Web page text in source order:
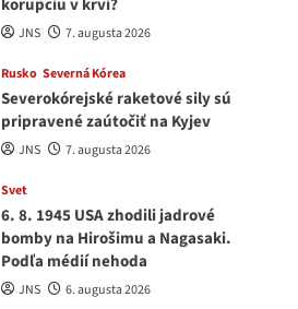
korupciu v krvi?
JNS 7. augusta 2026
Rusko Severná Kórea
Severokórejské raketové sily sú
pripravené zaútočiť na Kyjev
JNS 7. augusta 2026
Svet
6. 8. 1945 USA zhodili jadrové
bomby na Hirošimu a Nagasaki.
Podľa médií nehoda
JNS 6. augusta 2026